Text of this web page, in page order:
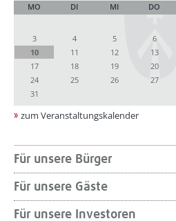
MO DI MI DO
3
4 5 6
10
11 12 13
17
18 19 20
24
25 26 27
31
zum Veranstaltungskalender
Für unsere Bürger
Für unsere Gäste
Für unsere Investoren